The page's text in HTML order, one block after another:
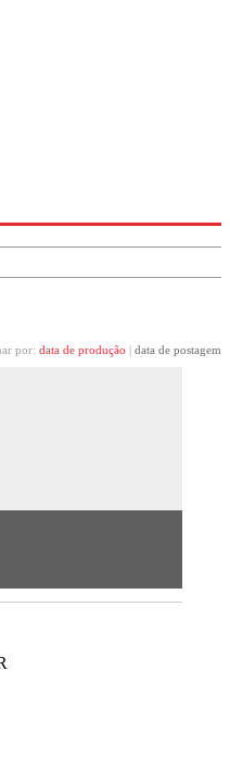
por: data de produção data de postagem
Evergreen e Exile Exotic,